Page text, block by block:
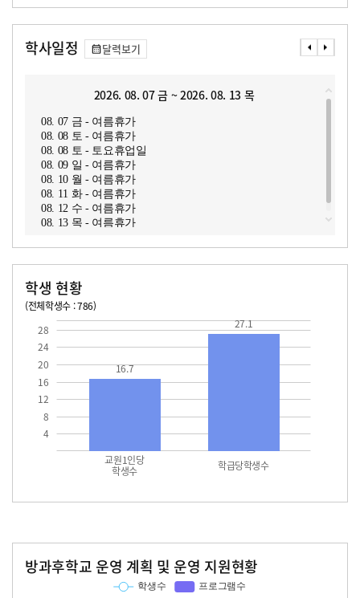
학사일정 달력보기
2026. 08. 07 금 ~ 2026. 08. 13 목
08. 07 금 - 여름휴가
08. 08 토 - 여름휴가
08. 08 토 - 토요휴업일
08. 09 일 - 여름휴가
08. 10 월 - 여름휴가
08. 11 화 - 여름휴가
08. 12 수 - 여름휴가
08. 13 목 - 여름휴가
학생 현황
(전체학생수 : 786)
4
8
12
16
20
24
28
교원1인당
학생수 학급당학생수
16.7
27.1
방과후학교 운영 계획 및 운영 지원현황